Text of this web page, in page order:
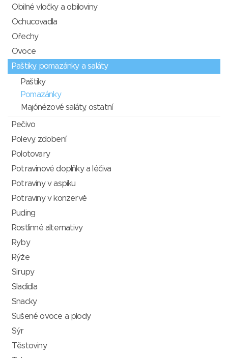
Obilné vločky a obiloviny
Ochucovadla
Ořechy
Ovoce
Paštiky, pomazánky a saláty
Paštiky
Pomazánky
Majónézové saláty, ostatní
Pečivo
Polevy, zdobení
Polotovary
Potravinové doplňky a léčiva
Potraviny v aspiku
Potraviny v konzervě
Puding
Rostlinné alternativy
Ryby
Rýže
Sirupy
Sladidla
Snacky
Sušené ovoce a plody
Sýr
Těstoviny